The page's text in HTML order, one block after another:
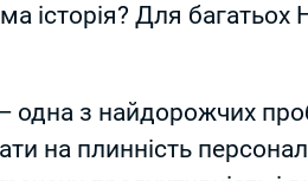
історія? Для
одна з найдорожчих
на плинність